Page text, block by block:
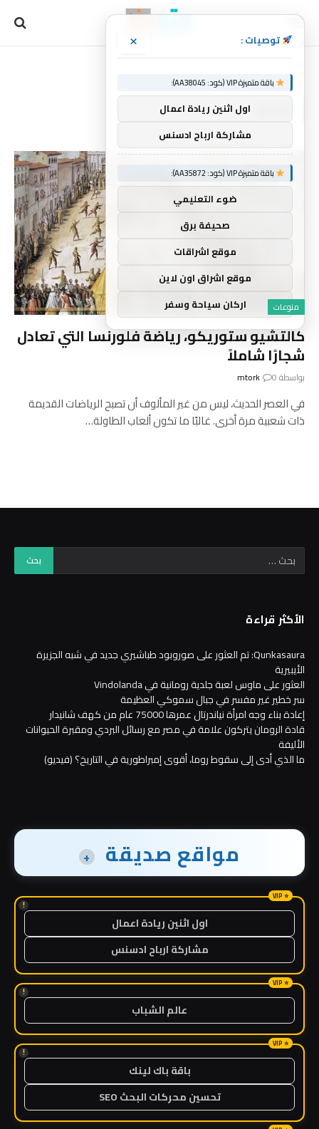
منوعات
كالتشيو ستوريكو، رياضة فلورنسا التي تعادل
شجارًا شاملاً
بواسطة mtork 0
في العصر الحديث، ليس من غير المألوف أن تصبح الرياضات القديمة
ذات شعبية مرة أخرى. غالبًا ما تكون ألعاب الطاولة…
الأكثر قراءة
Qunkasaura: تم العثور على صوروبود طباشيري جديد في شبه الجزيرة
الأيبيرية
العثور على ماوس لعبة جلدية رومانية في Vindolanda
سر خطير غير مفسر في جبال سموكي العظيمة
إعادة بناء وجه امرأة نياندرتال عمرها 75000 عام من كهف شانيدار
قادة الرومان يتركون علامة في مصر مع رسائل البردي ومقبرة الحيوانات
الأليفة
ما الذي أدى إلى سقوط روما، أقوى إمبراطورية في التاريخ؟ (فيديو)
مواقع صديقة +
!
اول اثنين ريادة اعمال
مشاركة ارباح ادسنس
!
عالم الشباب
!
باقة باك لينك
تحسين محركات البحث SEO
توصيات : ×
باقة متميزة VIP (كود: AA38045):
اول اثنين ريادة اعمال
مشاركة ارباح ادسنس
باقة متميزة VIP (كود: AA35872):
ضوء التعليمي
صحيفة برق
موقع اشراقات
موقع اشراق اون لاين
اركان سياحة وسفر